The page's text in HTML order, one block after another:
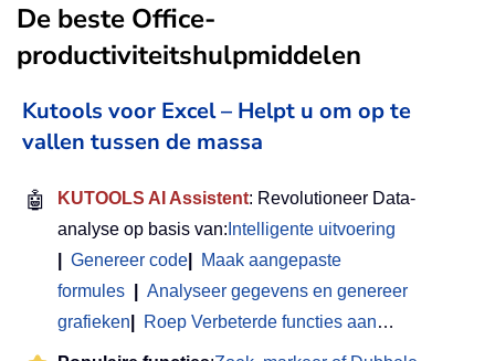
De beste Office-
productiviteitshulpmiddelen
Kutools voor Excel – Helpt u om op te
vallen tussen de massa
🤖 KUTOOLS AI Assistent: Revolutioneer Data-
analyse op basis van: Intelligente uitvoering
Genereer code
Maak aangepaste
formules
Analyseer gegevens en genereer
grafieken
Roep Verbeterde functies aan…